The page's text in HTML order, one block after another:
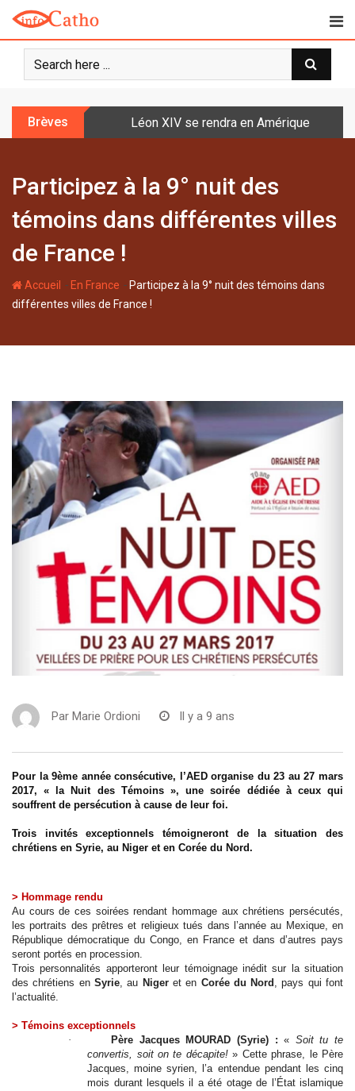
o
Brèves Léon XIV se rendra en Amérique latine à
Participez à la 9° nuit des
témoins dans différentes villes
de France !
Accueil - En France - Participez à la 9° nuit des témoins dans
différentes villes de France !
Par Marie Ordioni Il y a 9 ans
Pour la 9ème année consécutive, l’AED organise du 23 au 27 mars
2017, « la Nuit des Témoins », une soirée dédiée à ceux qui
souffrent de persécution à cause de leur foi.
Trois invités exceptionnels témoigneront de la situation des
chrétiens en Syrie, au Niger et en Corée du Nord.
> Hommage rendu
Au cours de ces soirées rendant hommage aux chrétiens persécutés,
les portraits des prêtres et religieux tués dans l’année au Mexique, en
République démocratique du Congo, en France et dans d’autres pays
seront portés en procession.
Trois personnalités apporteront leur témoignage inédit sur la situation
des chrétiens en Syrie, au Nigeret en Corée du Nord
, pays qui font
l’actualité.
> Témoins exceptionnels
·
Père Jacques MOURAD (Syrie) : « Soit tu te
convertis, soit on te décapite!» Cette phrase, le Père
Jacques, moine syrien, l’a entendue pendant les cinq
mois durant lesquels il a été otage de l’État islamique